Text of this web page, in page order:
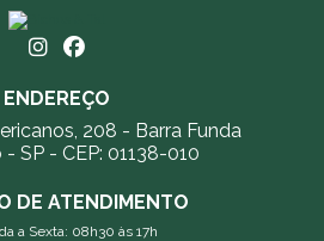
ENDEREÇO
208 - Barra Funda
SP - CEP: 01138-010
DE ATENDIMENTO
a Sexta: 08h30 às 17h